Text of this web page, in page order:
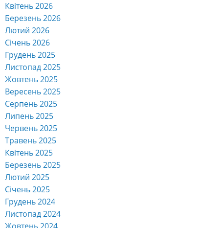
Квітень 2026
Березень 2026
Лютий 2026
Січень 2026
Грудень 2025
Листопад 2025
Жовтень 2025
Вересень 2025
Серпень 2025
Липень 2025
Червень 2025
Травень 2025
Квітень 2025
Березень 2025
Лютий 2025
Січень 2025
Грудень 2024
Листопад 2024